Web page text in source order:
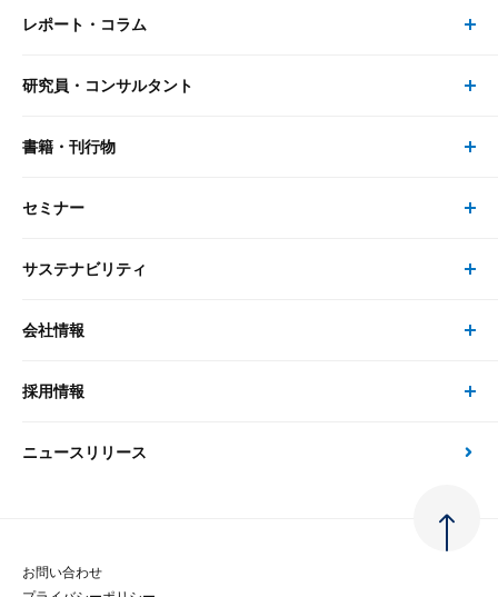
事業・ソリューション トップ
リサーチ
大和総研の強み
先端テクノロジーに基づく新たな価値の創出
レポート・コラム
レポート・コラム トップ
最新のレポート・コラム
政策分析
金融経済教育等
研究員・コンサルタント
研究員・コンサルタント トップ
研究員
書籍・刊行物
書籍・刊行物 トップ
書籍
セミナー
セミナー トップ
現在受付中のセミナー・イベント
サステナビリティ
サステナビリティの取り組み
次世代社会への貢献
会社情報
会社情報 トップ
会社概要・役員一覧
採用情報
採用情報 トップ
ニュースリリース
お問い合わせ